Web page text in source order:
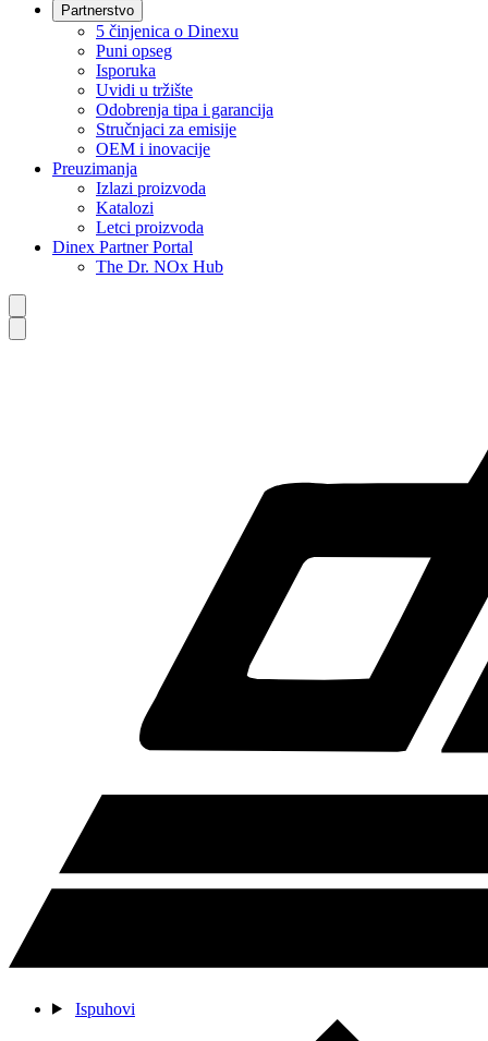
Partnerstvo
5 činjenica o Dinexu
Puni opseg
Isporuka
Uvidi u tržište
Odobrenja tipa i garancija
Stručnjaci za emisije
OEM i inovacije
Preuzimanja
Izlazi proizvoda
Katalozi
Letci proizvoda
Dinex Partner Portal
The Dr. NOx Hub
Ispuhovi